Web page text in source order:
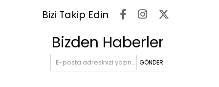
Bizi Takip Edin
Bizden Haberler
GÖNDER